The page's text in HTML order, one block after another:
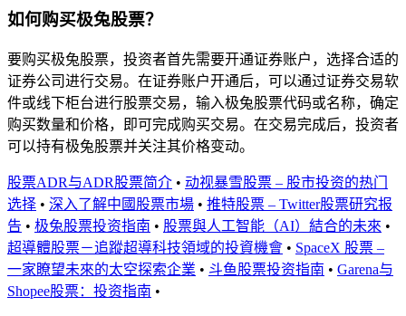
如何购买极兔股票？
要购买极兔股票，投资者首先需要开通证券账户，选择合适的
证券公司进行交易。在证券账户开通后，可以通过证券交易软
件或线下柜台进行股票交易，输入极兔股票代码或名称，确定
购买数量和价格，即可完成购买交易。在交易完成后，投资者
可以持有极兔股票并关注其价格变动。
股票ADR与ADR股票简介 • 动视暴雪股票 – 股市投资的热门
选择 • 深入了解中國股票市場 • 推特股票 – Twitter股票研究报
告 • 极兔股票投资指南 • 股票與人工智能（AI）結合的未來 •
超導體股票－追蹤超導科技領域的投資機會 • SpaceX 股票 –
一家瞭望未來的太空探索企業 • 斗鱼股票投资指南 • Garena与
Shopee股票：投资指南 •